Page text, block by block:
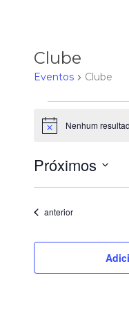
Clube
Eventos Clube
Notice Nenhum
Próximos
data.Eventos
anterior